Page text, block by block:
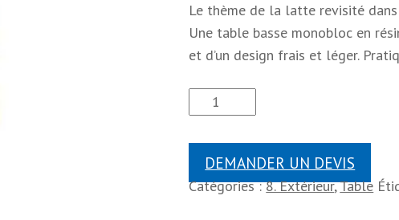
Le thème de la latte revisité
Une table basse monobloc en
et d’un design frais et léger.
DEMANDER UN DEVIS
Catégories :8. Extérieur,Table